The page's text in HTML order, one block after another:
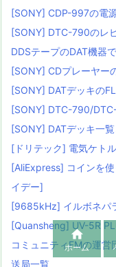
[SONY] CDP-997の電
[SONY] DTC-790のレ
DDSテープのDAT機器
[SONY] CDプレーヤー
[SONY] DATデッキの
[SONY] DTC-790/
[SONY] DATデッキ一
[ドリテック] 電気ケト
[AliExpress] コインを
イデー]
[9685kHz] イルボネパ
[Quansheng] UV-5R
コミュニティFMの運
送局一覧

ホーム